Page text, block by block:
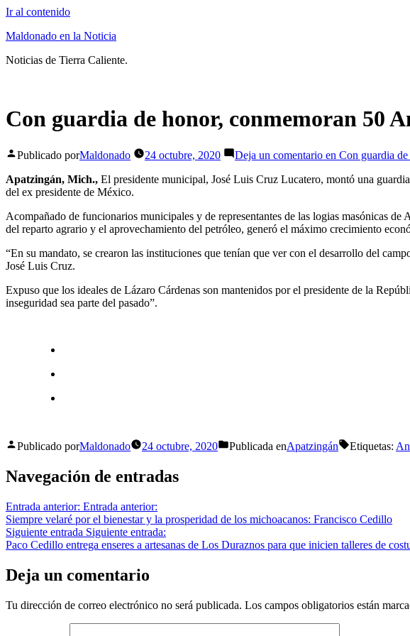
Ir al contenido
Maldonado en la Noticia
Noticias de Tierra Caliente.
Con guardia de honor, conmemoran 50
Publicado porMaldonado 24 octubre, 2020 Deja un comentario en Con guardia
Apatzingán, Mich., El presidente municipal, José Luis Cruz Lucatero, montó una
del ex presidente de México.
Acompañado de funcionarios municipales y de representantes de las logias masónicas
del reparto agrario y el aprovechamiento del petróleo, generó el máximo crecimiento
“En su mandato, se crearon las instituciones que tenían que ver con el desarrollo del
José Luis Cruz.
Expuso que los ideales de Lázaro Cárdenas son mantenidos por el presidente de la
inseguridad sea parte del pasado”.
Publicado porMaldonado 24 octubre, 2020 Publicada enApatzingán Etiquetas:
Navegación de entradas
Entrada anterior: Entrada anterior:
Siempre velaré por el bienestar y la prosperidad de los michoacanos: Francisco Cedillo
Siguiente entrada Siguiente entrada:
Paco Cedillo entrega enseres a artesanas de Los Duraznos para que inicien talleres de
Deja un comentario
Tu dirección de correo electrónico no será publicada. Los campos obligatorios están